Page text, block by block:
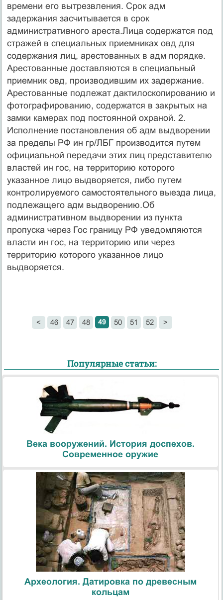
времени его вытрезвления. Срок адм
задержания засчитывается в срок
административного ареста.Лица содержатся под
стражей в специальных приемниках овд для
содержания лиц, арестованных в адм порядке.
Арестованные доставляются в специальный
приемник овд, производившим их задержание.
Арестованные подлежат дактилоскопированию и
фотографированию, содержатся в закрытых на
замки камерах под постоянной охраной. 2.
Исполнение постановления об адм выдворении
за пределы РФ ин гр/ЛБГ производится путем
официальной передачи этих лиц представителю
властей ин гос, на территорию которого
указанное лицо выдворяется, либо путем
контролируемого самостоятельного выезда лица,
подлежащего адм выдворению.Об
административном выдворении из пункта
пропуска через Гос границу РФ уведомляются
власти ин гос, на территорию или через
территорию которого указанное лицо
выдворяется.
< 46 47 48 49 50 51 52 >
Популярные статьи:
Века вооружений. История доспехов.
Современное оружие
Археология. Датировка по древесным
кольцам